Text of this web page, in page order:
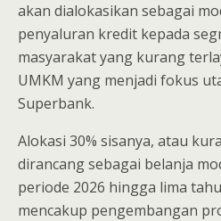
akan dialokasikan sebagai
penyaluran kredit kepada
masyarakat yang kurang
UMKM yang menjadi fokus
Superbank.
Alokasi 30% sisanya, atau
dirancang sebagai belanja
periode 2026 hingga lima
mencakup pengembangan